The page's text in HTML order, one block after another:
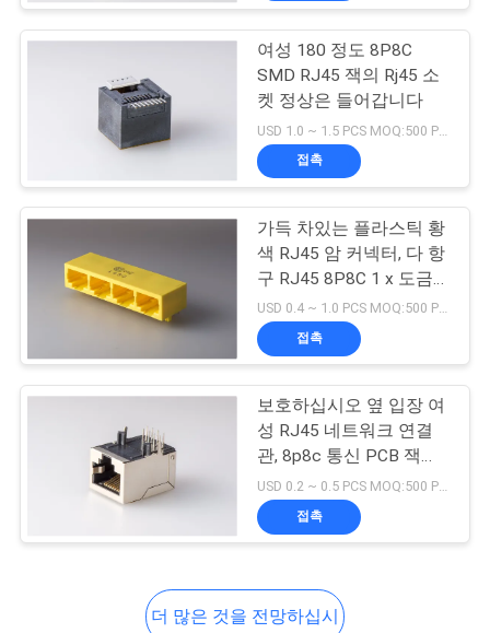
이
PRIVACY
POLICY
POE Rj45 잭
10
RJ45 USB 연결관
여성 180 정도 8P8C
SMD RJ45 잭의 Rj45 소
켓 정상은 들어갑니다
접촉
가득 차있는 플라스틱 황
색 RJ45 암 커넥터, 다 항
구 RJ45 8P8C 1 x 도금
되는 LED 금 없는 4 항구USD 0.4 ~ 1.0 PCS MOQ:500 PC를
접촉
보호하십시오 옆 입장 여
성 RJ45 네트워크 연결
관, 8p8c 통신 PCB 잭
(RoHS)를
USD 0.2 ~ 0.5 PCS MOQ:500 PC를
접촉
더 많은 것을 전망하십시